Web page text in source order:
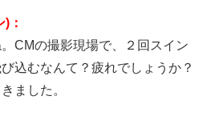
：
CMの撮影現場で、２回スイン
込むなんて？疲れでしょうか？
ました。